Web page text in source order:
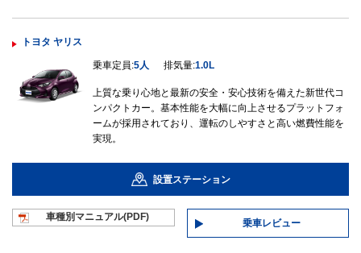
トヨタ ヤリス
乗車定員:5人 排気量:1.0L
上質な乗り心地と最新の安全・安心技術を備えた新世代コ
ンパクトカー。基本性能を大幅に向上させるプラットフォ
ームが採用されており、運転のしやすさと高い燃費性能を
実現。
設置ステーション
車種別マニュアル(PDF)
乗車レビュー